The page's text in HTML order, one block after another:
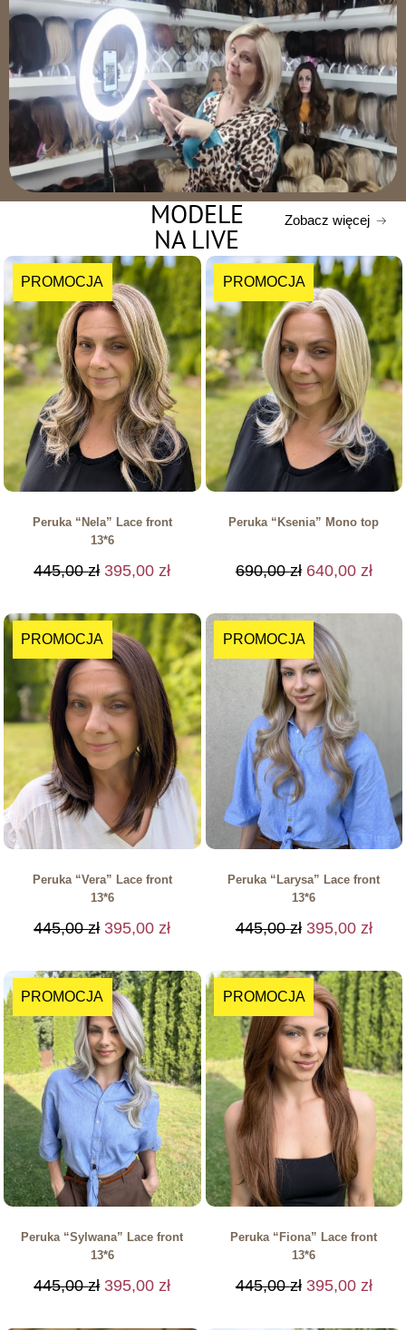
MODELE
NA LIVE
Zobacz więcej
PROMOCJA
Peruka “Nela” Lace front
13*6
445,00zł 395,00zł
PROMOCJA
Peruka “Ksenia” Mono top
690,00zł 640,00 zł
PROMOCJA
Peruka “Vera” Lace front
13*6
445,00zł 395,00zł
PROMOCJA
Peruka “Larysa” Lace front
13*6
445,00zł 395,00 zł
PROMOCJA
Peruka “Sylwana” Lace front
13*6
445,00zł 395,00zł
PROMOCJA
Peruka “Fiona” Lace front
13*6
445,00zł 395,00 zł